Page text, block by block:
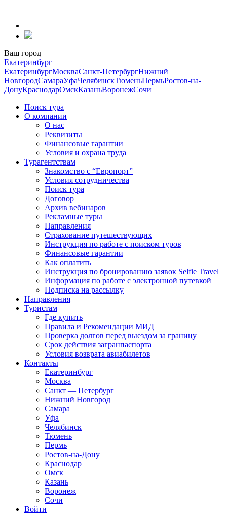
содержанию
Ваш город
Екатеринбург
ЕкатеринбургМоскваСанкт-ПетербургНижний
НовгородСамараУфаЧелябинскТюменьПермьРостов-на-
ДонуКраснодарОмскКазаньВоронежСочи
Поиск тура
О компании
О нас
Реквизиты
Финансовые гарантии
Условия и охрана труда
Турагентствам
Знакомство с “Европорт”
Условия сотрудничества
Поиск тура
Договор
Архив вебинаров
Рекламные туры
Направления
Страхование путешествующих
Инструкция по работе с поиском туров
Финансовые гарантии
Как оплатить
Инструкция по бронированию заявок Selfie Travel
Информация по работе с электронной путевкой
Подписка на рассылку
Направления
Туристам
Где купить
Правила и Рекомендации МИД
Проверка долгов перед выездом за границу
Срок действия загранпаспорта
Условия возврата авиабилетов
Контакты
Екатеринбург
Москва
Санкт — Петербург
Нижний Новгород
Самара
Уфа
Челябинск
Тюмень
Пермь
Ростов-на-Дону
Краснодар
Омск
Казань
Воронеж
Сочи
Войти